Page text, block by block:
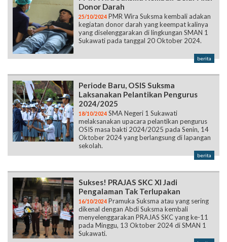
Donor Darah
25/10/2024 PMR Wira Suksma kembali adakan
kegiatan donor darah yang keempat kalinya
yang diselenggarakan di lingkungan SMAN 1
Sukawati pada tanggal 20 Oktober 2024.
berita
Periode Baru, OSIS Suksma
Laksanakan Pelantikan Pengurus
2024/2025
18/10/2024 SMA Negeri 1 Sukawati
melaksanakan upacara pelantikan pengurus
OSIS masa bakti 2024/2025 pada Senin, 14
Oktober 2024 yang berlangsung di lapangan
sekolah.
berita
Sukses! PRAJAS SKC XI Jadi
Pengalaman Tak Terlupakan
16/10/2024 Pramuka Suksma atau yang sering
dikenal dengan Abdi Suksma kembali
menyelenggarakan PRAJAS SKC yang ke-11
pada Minggu, 13 Oktober 2024 di SMAN 1
Sukawati.